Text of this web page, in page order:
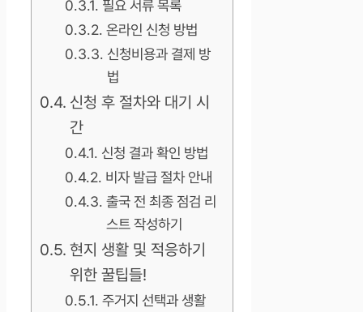
필요 서류 목록
온라인 신청 방법
신청비용과 결제 방
법
신청 후 절차와 대기 시
간
신청 결과 확인 방법
비자 발급 절차 안내
출국 전 최종 점검 리
스트 작성하기
현지 생활 및 적응하기
위한 꿀팁들!
주거지 선택과 생활